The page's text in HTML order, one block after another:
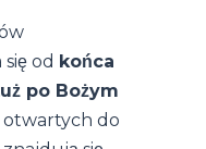
od końca
po Bożym
otwartych do